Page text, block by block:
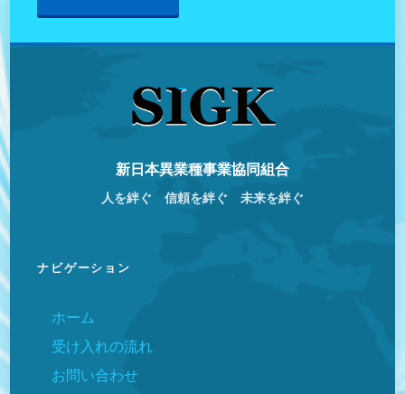
新日本異業種事業協同組合
人を絆ぐ 信頼を絆ぐ 未来を絆ぐ
ナビゲーション
ホーム
受け入れの流れ
お問い合わせ